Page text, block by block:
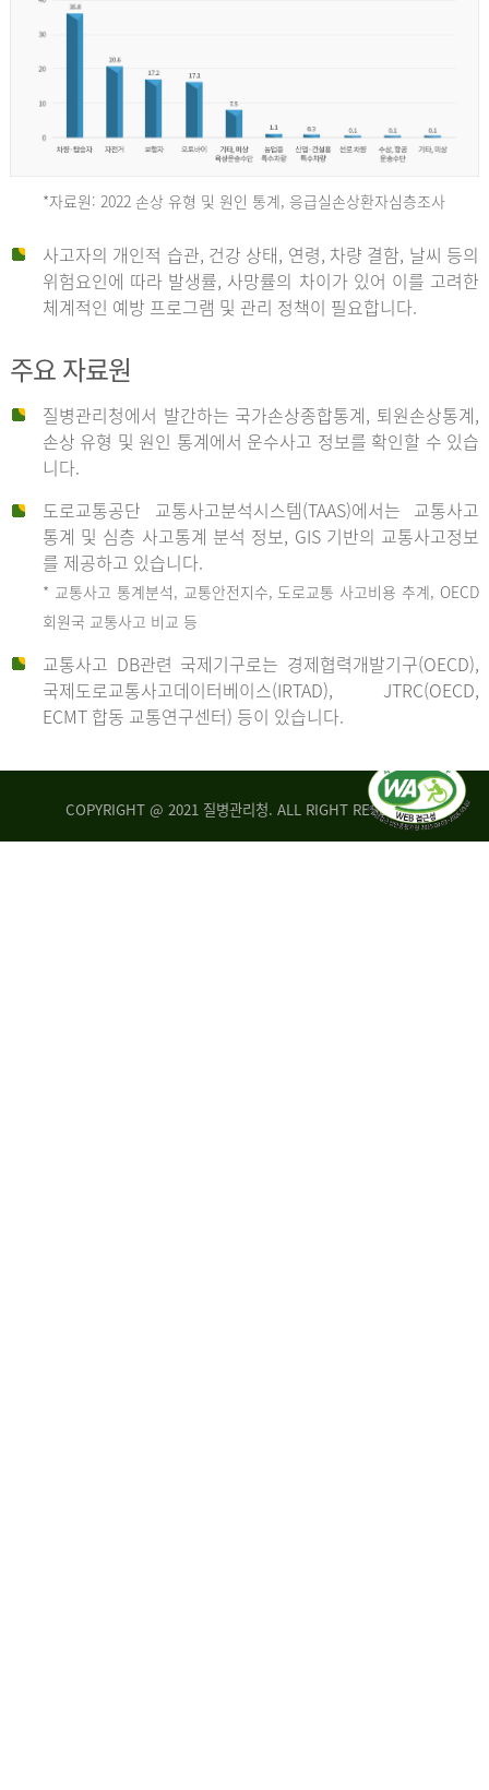
사
*자료원: 2022 손상 유형 및 원인 통계, 응급실손상환자심층조사
사고자의 개인적 습관, 건강 상태, 연령, 차량 결함, 날씨 등의
위험요인에 따라 발생률, 사망률의 차이가 있어 이를 고려한
체계적인 예방 프로그램 및 관리 정책이 필요합니다.
주요 자료원
질병관리청에서 발간하는 국가손상종합통계, 퇴원손상통계,
손상 유형 및 원인 통계에서 운수사고 정보를 확인할 수 있습
니다.
도로교통공단 교통사고분석시스템(TAAS)에서는 교통사고
통계 및 심층 사고통계 분석 정보, GIS 기반의 교통사고정보
를 제공하고 있습니다.
* 교통사고 통계분석, 교통안전지수, 도로교통 사고비용 추계, OECD
회원국 교통사고 비교 등
교통사고 DB관련 국제기구로는 경제협력개발기구(OECD),
국제도로교통사고데이터베이스(IRTAD), JTRC(OECD,
ECMT 합동 교통연구센터) 등이 있습니다.
COPYRIGHT @ 2021 질병관리청. ALL RIGHT RESERVED